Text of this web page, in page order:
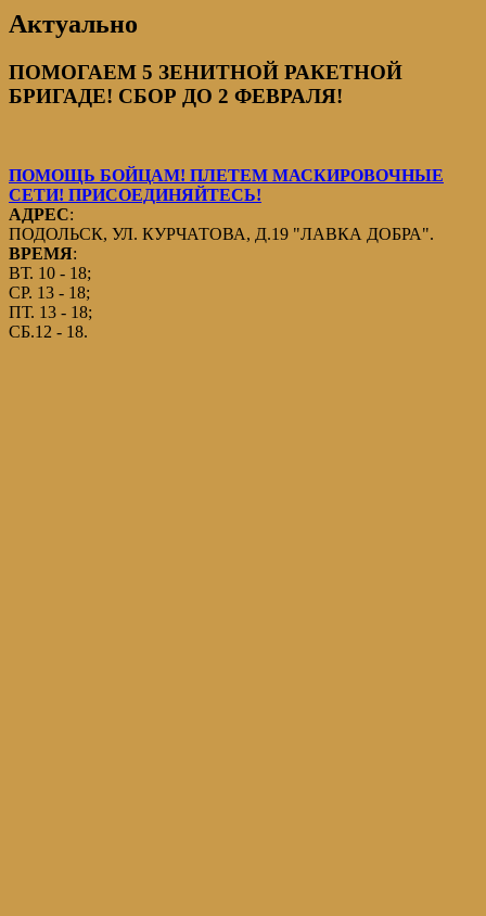
Актуально
ПОМОГАЕМ 5 ЗЕНИТНОЙ РАКЕТНОЙ
БРИГАДЕ! СБОР ДО 2 ФЕВРАЛЯ!
ПОМОЩЬ БОЙЦАМ! ПЛЕТЕМ МАСКИРОВОЧНЫЕ
СЕТИ! ПРИСОЕДИНЯЙТЕСЬ!
АДРЕС:
ПОДОЛЬСК, УЛ. КУРЧАТОВА, Д.19 "ЛАВКА ДОБРА".
ВРЕМЯ:
ВТ. 10 - 18;
СР. 13 - 18;
ПТ. 13 - 18;
СБ.12 - 18.